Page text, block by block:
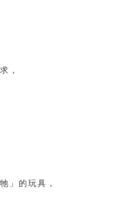
，
」的玩具，